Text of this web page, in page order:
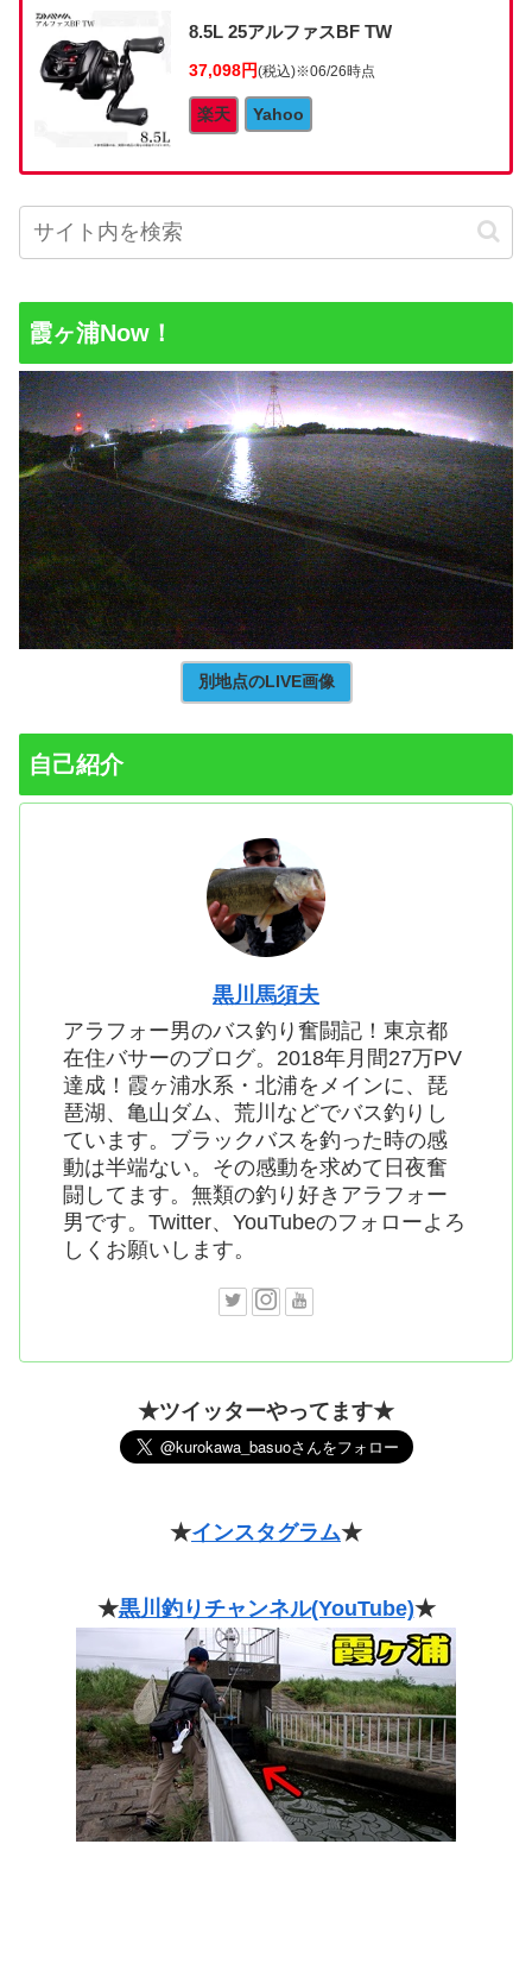
8.5L 25アルファスBF TW
37,098円(税込)※06/26時点
楽天 Yahoo
霞ヶ浦Now！
別地点のLIVE画像
自己紹介
黒川馬須夫
アラフォー男のバス釣り奮闘記！東京都
在住バサーのブログ。2018年月間27万PV
達成！霞ヶ浦水系・北浦をメインに、琵
琶湖、亀山ダム、荒川などでバス釣りし
ています。ブラックバスを釣った時の感
動は半端ない。その感動を求めて日夜奮
闘してます。無類の釣り好きアラフォー
男です。Twitter、YouTubeのフォローよろ
しくお願いします。
★ツイッターやってます★
★インスタグラム★
★黒川釣りチャンネル(YouTube)★